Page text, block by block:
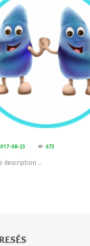
08-23 673
description ...